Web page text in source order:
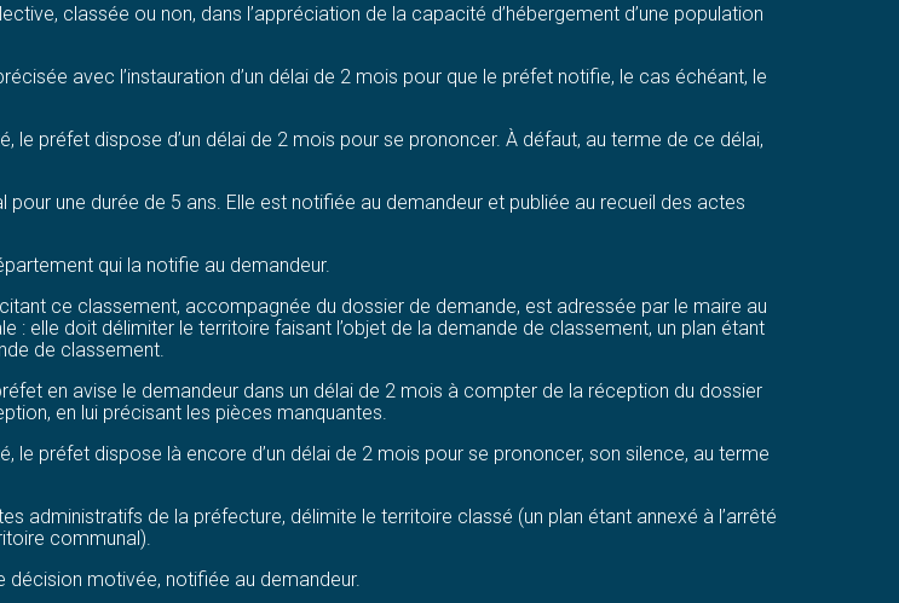
classée ou non, dans l’appréciation de la capacité d’hébergement d’une population
avec l’instauration d’un délai de 2 mois pour que le préfet notifie, le cas échéant, le
préfet dispose d’un délai de 2 mois pour se prononcer. À défaut, au terme de ce délai,
une durée de 5 ans. Elle est notifiée au demandeur et publiée au recueil des actes
qui la notifie au demandeur.
ce classement, accompagnée du dossier de demande, est adressée par le maire au
elle doit délimiter le territoire faisant l’objet de la demande de classement, un plan étant
de classement.
en avise le demandeur dans un délai de 2 mois à compter de la réception du dossier
en lui précisant les pièces manquantes.
préfet dispose là encore d’un délai de 2 mois pour se prononcer, son silence, au terme
administratifs de la préfecture, délimite le territoire classé (un plan étant annexé à l’arrêté
communal).
décision motivée, notifiée au demandeur.